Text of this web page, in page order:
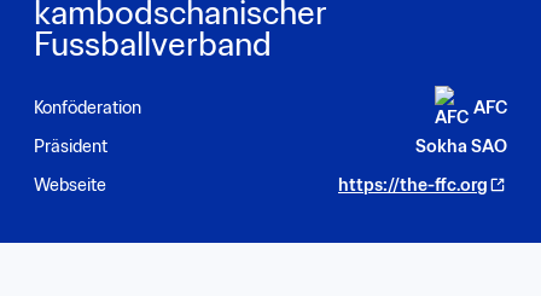
kambodschanischer
Fussballverband
Konföderation
AFC
Präsident
Sokha SAO
Webseite
https://the-ffc.org